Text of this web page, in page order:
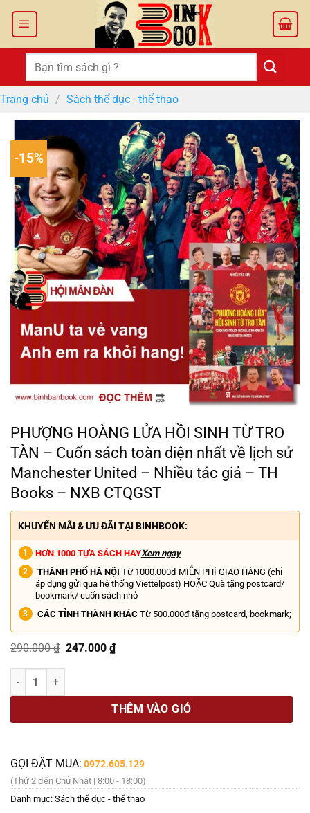
Tìm
kiếm:
Trang chủ / Sách thể dục - thể thao
-15%
PHƯỢNG HOÀNG LỬA HỒI SINH TỪ TRO
TÀN – Cuốn sách toàn diện nhất về lịch sử
Manchester United – Nhiều tác giả – TH
Books – NXB CTQGST
KHUYẾN MÃI & ƯU ĐÃI TẠI BINHBOOK:
HƠN 1000 TỰA SÁCH HAYXem ngay
THÀNH PHỐ HÀ NỘI Từ 1000.000đ MIỄN PHÍ GIAO HÀNG (chỉ
áp dụng gửi qua hệ thống Viettelpost) HOẶC Quà tặng postcard/
bookmark/ cuốn sách nhỏ
CÁC TỈNH THÀNH KHÁC Từ 500.000đ tặng postcard, bookmark;
290.000₫ Giá
là:
247.000 ₫Giá
PHƯỢNG HOÀNG LỬA HỒI SINH TỪ TRO TÀN – Cuốn sách toàn
THÊM VÀO GIỎ
GỌI ĐẶT MUA: 0972.605.129
(Thứ 2 đến Chủ Nhật | 8:00 - 18:00)
Danh mục: Sách thể dục - thể thao